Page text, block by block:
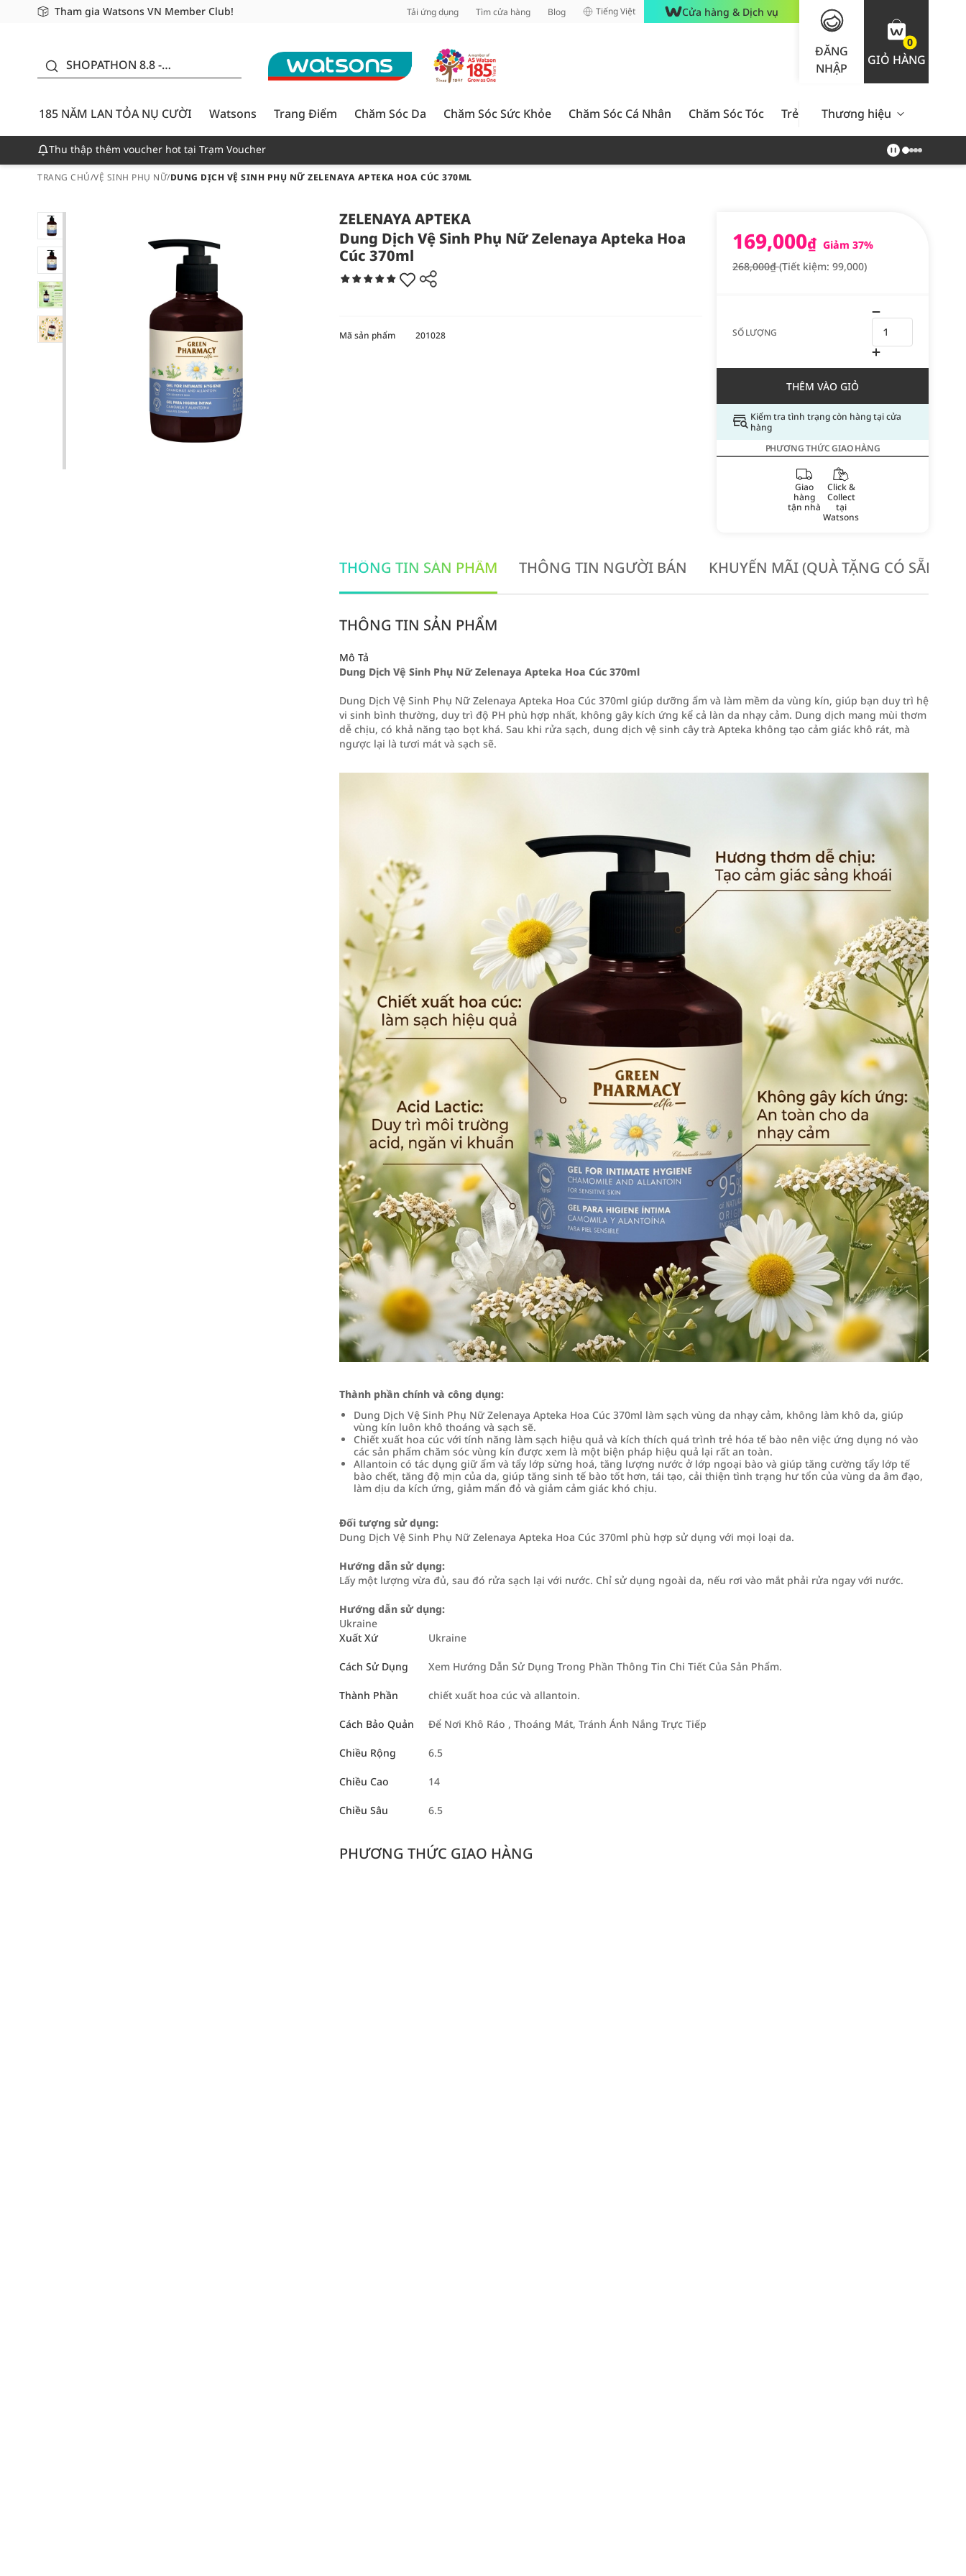
Tham gia Watsons VN Member Club!
Miễn phí giao hàng cho đơn hàng từ 249,000Đ
Giao hàng nhanh 24h - Áp dụng khu vực TP. Hồ Chí Minh Tải ứng dụng Tìm cửa hàng Blog Tiếng Việt Cửa hàng & Dịch vụ
ĐĂNG
NHẬP
0
GIỎ HÀNG
SHOPATHON 8.8 -
CƯỜI - GIẢM ĐẾN
50%
185 NĂM LAN TỎA NỤ CƯỜI
Watsons Trang Điểm Chăm Sóc Da Chăm Sóc Sức Khỏe Chăm Sóc Cá Nhân Chăm Sóc Tóc Trẻ Em Nam Giới Chăm Sóc
Thương hiệu
Thu thập thêm voucher hot tại Trạm Voucher
TRANG CHỦ/VỆ SINH PHỤ NỮ/DUNG DỊCH VỆ SINH PHỤ NỮ ZELENAYA APTEKA HOA CÚC 370ML
ZELENAYA APTEKA
Dung Dịch Vệ Sinh Phụ Nữ Zelenaya Apteka Hoa
Cúc 370ml
169,000₫ Giảm 37%
268,000₫(Tiết kiệm: 99,000)
SỐ LƯỢNG
THÊM VÀO GIỎ
Kiểm tra tình trạng còn hàng tại cửa
hàng
PHƯƠNG THỨC GIAO HÀNG
Giao
hàng
tận nhà
Click &
Collect
tại
Watsons
Mã sản phẩm 201028
THÔNG TIN SẢN PHẨM THÔNG TIN NGƯỜI BÁN KHUYẾN MÃI (QUÀ TẶNG CÓ SẴN
THÔNG TIN SẢN PHẨM
Mô Tả
Dung Dịch Vệ Sinh Phụ Nữ Zelenaya Apteka Hoa Cúc 370ml
Dung Dịch Vệ Sinh Phụ Nữ Zelenaya Apteka Hoa Cúc 370ml giúp dưỡng ẩm và làm mềm da vùng kín, giúp bạn duy trì hệ
vi sinh bình thường, duy trì độ PH phù hợp nhất, không gây kích ứng kể cả làn da nhạy cảm. Dung dịch mang mùi thơm
dễ chịu, có khả năng tạo bọt khá. Sau khi rửa sạch, dung dịch vệ sinh cây trà Apteka không tạo cảm giác khô rát, mà
ngược lại là tươi mát và sạch sẽ.
Thành phần chính và công dụng:
Dung Dịch Vệ Sinh Phụ Nữ Zelenaya Apteka Hoa Cúc 370ml làm sạch vùng da nhạy cảm, không làm khô da, giúp
vùng kín luôn khô thoáng và sạch sẽ.
Chiết xuất hoa cúc với tính năng làm sạch hiệu quả và kích thích quá trình trẻ hóa tế bào nên việc ứng dụng nó vào
các sản phẩm chăm sóc vùng kín được xem là một biện pháp hiệu quả lại rất an toàn.
Allantoin có tác dụng giữ ẩm và tẩy lớp sừng hoá, tăng lượng nước ở lớp ngoại bào và giúp tăng cường tẩy lớp tế
bào chết, tăng độ mịn của da, giúp tăng sinh tế bào tốt hơn, tái tạo, cải thiện tình trạng hư tổn của vùng da âm đạo,
làm dịu da kích ứng, giảm mẩn đỏ và giảm cảm giác khó chịu.
Đối tượng sử dụng:
Dung Dịch Vệ Sinh Phụ Nữ Zelenaya Apteka Hoa Cúc 370ml phù hợp sử dụng với mọi loại da.
Hướng dẫn sử dụng:
Lấy một lượng vừa đủ, sau đó rửa sạch lại với nước. Chỉ sử dụng ngoài da, nếu rơi vào mắt phải rửa ngay với nước.
Hướng dẫn sử dụng:
Ukraine
Xuất Xứ
Ukraine
Cách Sử Dụng Xem Hướng Dẫn Sử Dụng Trong Phần Thông Tin Chi Tiết Của Sản Phẩm.
Thành Phần chiết xuất hoa cúc và allantoin.
Cách Bảo Quản Để Nơi Khô Ráo , Thoáng Mát, Tránh Ánh Nắng Trực Tiếp
Chiều Rộng 6.5
Chiều Cao 14
Chiều Sâu 6.5
PHƯƠNG THỨC GIAO HÀNG